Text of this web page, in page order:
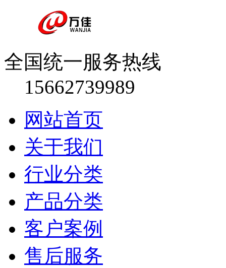
全国统一服务热线
15662739989
网站首页
关于我们
行业分类
产品分类
客户案例
售后服务